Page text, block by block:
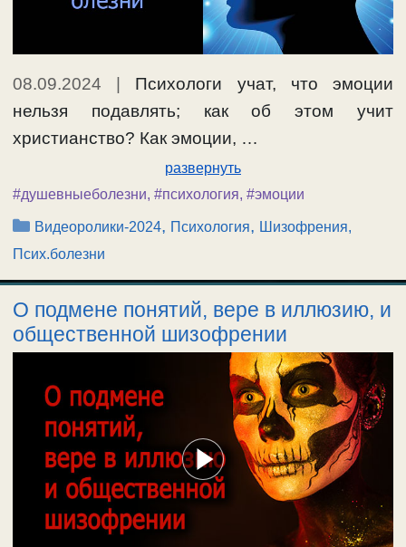
08.09.2024
Психологи учат, что эмоции
нельзя подавлять; как об этом учит
христианство? Как эмоции, …
развернуть
#душевныеболезни, #психология, #эмоции
Рубрики
Видеоролики-2024, Психология, Шизофрения,
Псих.болезни
О подмене понятий, вере в иллюзию, и
общественной шизофрении